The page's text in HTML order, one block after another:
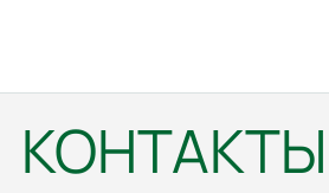
КОНТАКТЫ